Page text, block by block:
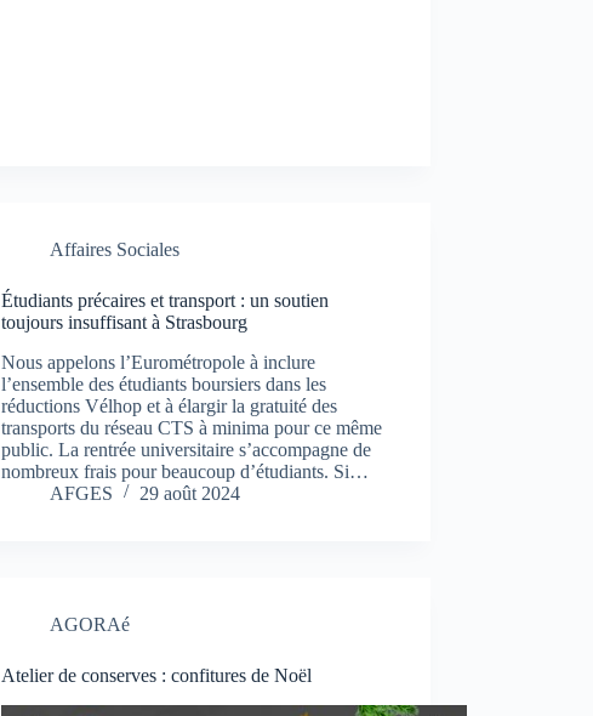
Affaires Sociales
Étudiants précaires et transport : un soutien
toujours insuffisant à Strasbourg
Nous appelons l’Eurométropole à inclure
l’ensemble des étudiants boursiers dans les
réductions Vélhop et à élargir la gratuité des
transports du réseau CTS à minima pour ce même
public. La rentrée universitaire s’accompagne de
nombreux frais pour beaucoup d’étudiants. Si…
AFGES
29 août 2024
AGORAé
Atelier de conserves : confitures de Noël